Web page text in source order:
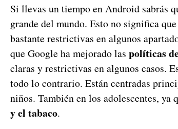
Si llevas un tiempo en Android sabrás
grande del mundo. Esto no significa
bastante restrictivas en algunos
que Google ha mejorado las políticas
claras y restrictivas en algunos casos.
todo lo contrario. Están centradas
niños. También en los adolescentes, ya
y el tabaco.